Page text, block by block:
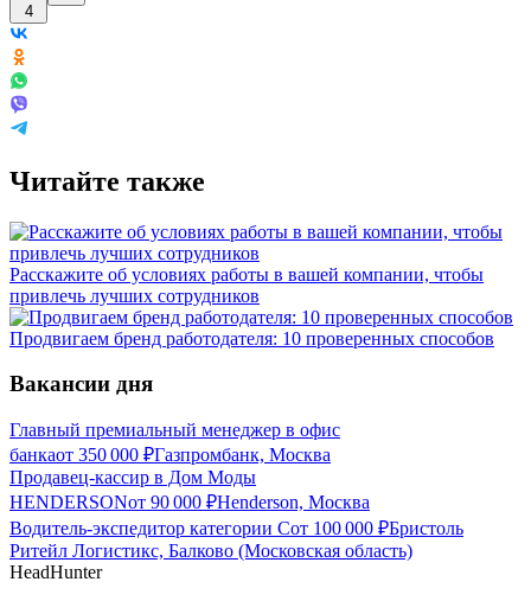
4
Читайте также
Расскажите об условиях работы в вашей компании, чтобы
привлечь лучших сотрудников
Продвигаем бренд работодателя: 10 проверенных способов
Вакансии дня
Главный премиальный менеджер в офис
банкаот 350 000 ₽Газпромбанк, Москва
Продавец-кассир в Дом Моды
HENDERSONот 90 000 ₽Henderson, Москва
Водитель-экспедитор категории Сот 100 000 ₽Бристоль
Ритейл Логистикс, Балково (Московская область)
HeadHunter